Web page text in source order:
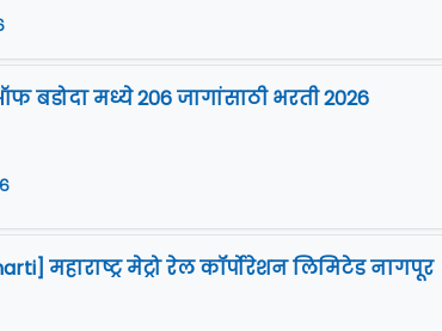
बडोदा मध्ये 206 जागांसाठी भरती 2026
महाराष्ट्र मेट्रो रेल कॉर्पोरेशन लिमिटेड नागपूर